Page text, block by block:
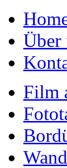
Über
Film